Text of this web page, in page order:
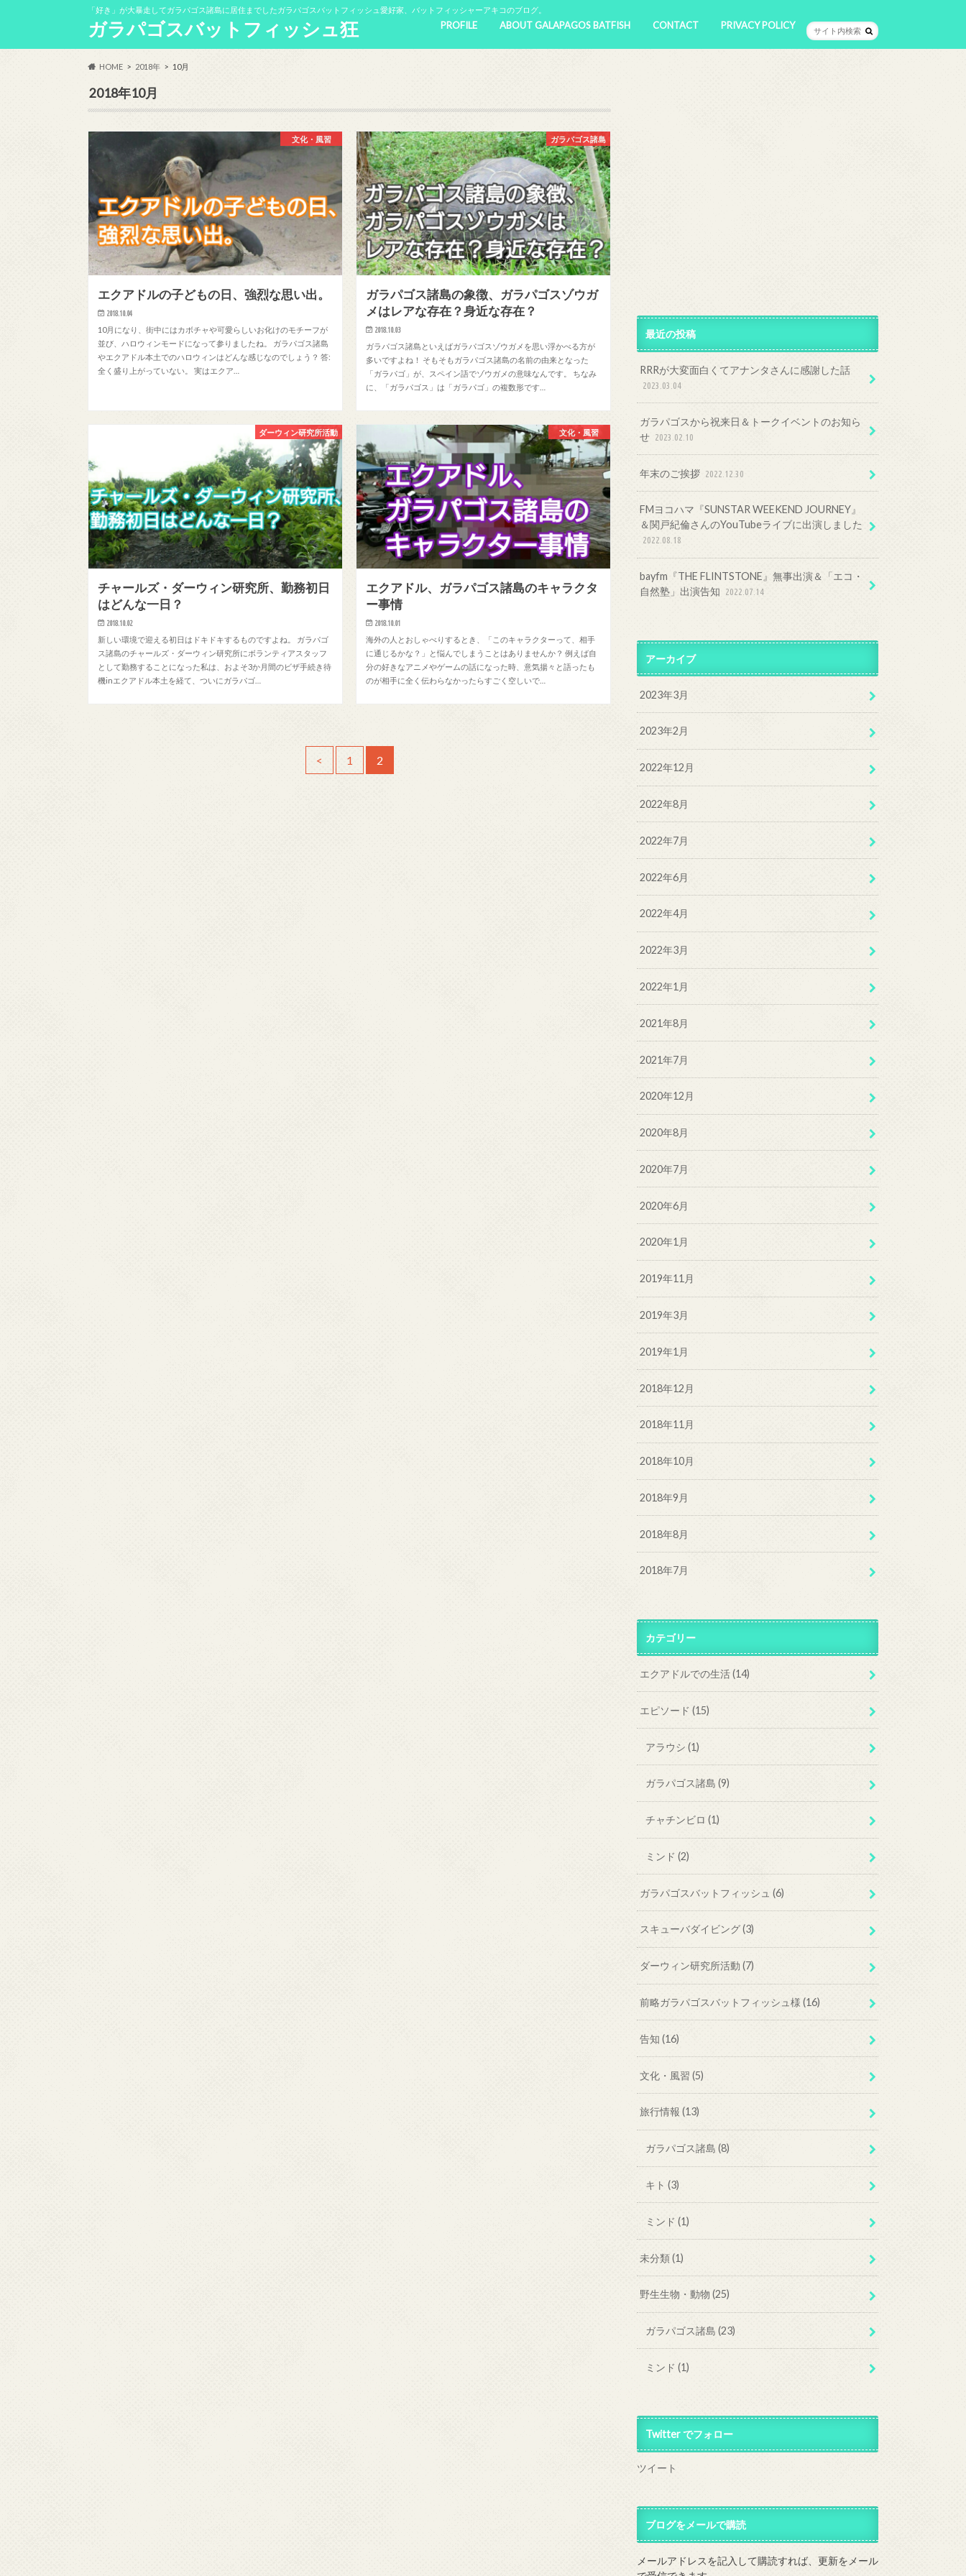
「好き」が大暴走してガラパゴス諸島に居住までしたガラパゴスバットフィッシュ愛好家、バットフィッシャーアキコのブログ。
ガラパゴスバットフィッシュ狂 PROFILE ABOUT GALAPAGOS BATFISH CONTACT PRIVACY POLICY
HOME 2018年 10月
2018年10月
文化・風習
エクアドルの子どもの日、強烈な思い出。
2018.10.04
10月になり、街中にはカボチャや可愛らしいお化けのモチーフが
並び、ハロウィンモードになって参りましたね。 ガラパゴス諸島
やエクアドル本土でのハロウィンはどんな感じなのでしょう？ 答:
全く盛り上がっていない。 実はエクア…
ガラパゴス諸島
ガラパゴス諸島の象徴、ガラパゴスゾウガ
メはレアな存在？身近な存在？
2018.10.03
ガラパゴス諸島といえばガラパゴスゾウガメを思い浮かべる方が
多いですよね！ そもそもガラパゴス諸島の名前の由来となった
「ガラパゴ」が、スペイン語でゾウガメの意味なんです。 ちなみ
に、「ガラパゴス」は「ガラパゴ」の複数形です…
ダーウィン研究所活動
チャールズ・ダーウィン研究所、勤務初日
はどんな一日？
2018.10.02
新しい環境で迎える初日はドキドキするものですよね。 ガラパゴ
ス諸島のチャールズ・ダーウィン研究所にボランティアスタッフ
として勤務することになった私は、およそ3か月間のビザ手続き待
機inエクアドル本土を経て、ついにガラパゴ…
文化・風習
エクアドル、ガラパゴス諸島のキャラクタ
ー事情
2018.10.01
海外の人とおしゃべりするとき、「このキャラクターって、相手
に通じるかな？」と悩んでしまうことはありませんか？ 例えば自
分の好きなアニメやゲームの話になった時、意気揚々と語ったも
のが相手に全く伝わらなかったらすごく空しいで…
< 1 2
最近の投稿
RRRが大変面白くてアナンタさんに感謝した話
2023.03.04
ガラパゴスから祝来日＆トークイベントのお知ら
せ 2023.02.10
年末のご挨拶 2022.12.30
FMヨコハマ『SUNSTAR WEEKEND JOURNEY』
＆関戸紀倫さんのYouTubeライブに出演しました
2022.08.18
bayfm『THE FLINTSTONE』無事出演＆「エコ・
自然塾」出演告知
2022.07.14
アーカイブ
2023年3月
2023年2月
2022年12月
2022年8月
2022年7月
2022年6月
2022年4月
2022年3月
2022年1月
2021年8月
2021年7月
2020年12月
2020年8月
2020年7月
2020年6月
2020年1月
2019年11月
2019年3月
2019年1月
2018年12月
2018年11月
2018年10月
2018年9月
2018年8月
2018年7月
カテゴリー
エクアドルでの生活(14)
エピソード(15)
アラウシ (1)
ガラパゴス諸島 (9)
チャチンビロ (1)
ミンド (2)
ガラパゴスバットフィッシュ(6)
スキューバダイビング(3)
ダーウィン研究所活動(7)
前略ガラパゴスバットフィッシュ様(16)
告知(16)
文化・風習(5)
旅行情報(13)
ガラパゴス諸島 (8)
キト (3)
ミンド (1)
未分類(1)
野生生物・動物(25)
ガラパゴス諸島 (23)
ミンド (1)
Twitter でフォロー
ツイート
ブログをメールで購読
メールアドレスを記入して購読すれば、更新をメール